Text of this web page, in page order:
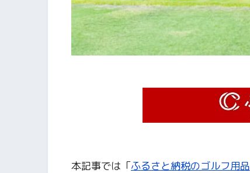
本記事では「ふるさと納税のゴルフ用品